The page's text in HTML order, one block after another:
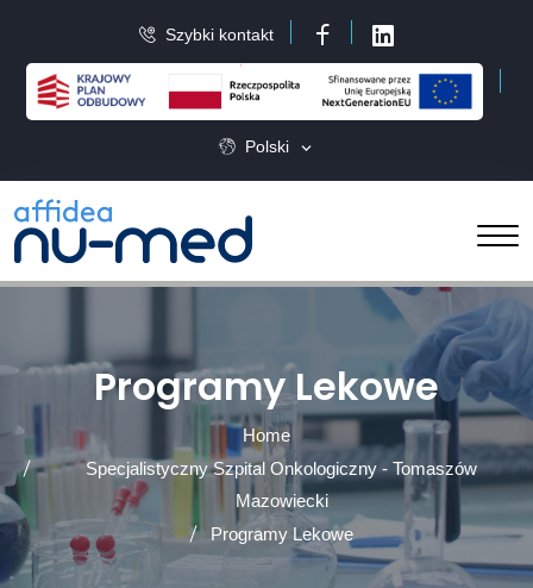
Szybki kontakt
Polski
Programy Lekowe
Home
Specjalistyczny Szpital Onkologiczny - Tomaszów
Mazowiecki
Programy Lekowe